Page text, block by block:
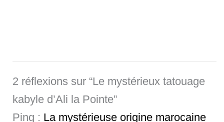
2 réflexions sur “Le mystérieux tatouage
kabyle d’Ali la Pointe”
Ping : La mystérieuse origine marocaine